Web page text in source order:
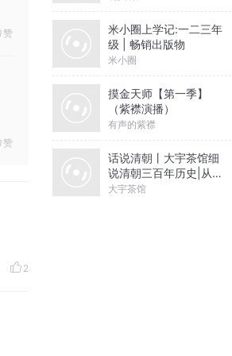
赞
赞
2
米小圈上学记:一二三年
级 | 畅销出版物
米小圈
摸金天师【第一季】
（紫襟演播）
有声的紫襟
话说清朝丨大宇茶馆细
说清朝三百年历史|从努
尔哈赤到末代皇帝溥仪|
大宇茶馆